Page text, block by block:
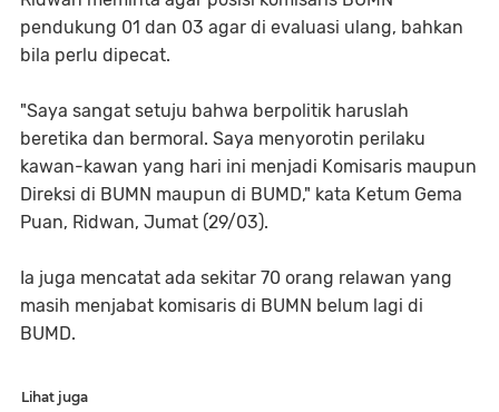
pendukung 01 dan 03 agar di evaluasi ulang, bahkan
bila perlu dipecat.
"Saya sangat setuju bahwa berpolitik haruslah
beretika dan bermoral. Saya menyorotin perilaku
kawan-kawan yang hari ini menjadi Komisaris maupun
Direksi di BUMN maupun di BUMD," kata Ketum Gema
Puan, Ridwan, Jumat (29/03).
Ia juga mencatat ada sekitar 70 orang relawan yang
masih menjabat komisaris di BUMN belum lagi di
BUMD.
Lihat juga